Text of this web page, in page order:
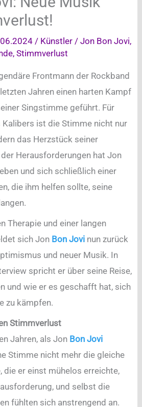
/ Künstler /Jon Bon Jovi,
,Stimmverlust
Frontmann der Rockband
Jahren einen harten Kampf
Singstimme geführt. Für
Kalibers ist die Stimme nicht nur
das Herzstück seiner
Herausforderungen hat Jon
und sich schließlich einer
die ihm helfen sollte, seine
Therapie und einer langen
sich Jon Bon Jovi nun zurück
und neuer Musik. In
spricht er über seine Reise,
und wie er es geschafft hat, sich
zu kämpfen.
Stimmverlust
Jahren, als Jon Bon Jovi
Stimme nicht mehr die gleiche
die er einst mühelos erreichte,
und selbst die
fühlten sich anstrengend an.